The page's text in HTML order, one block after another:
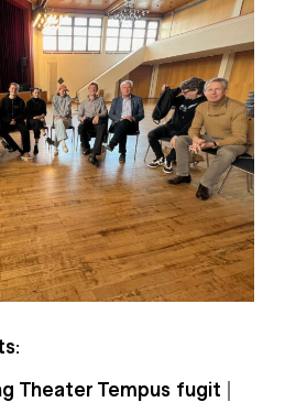
Theater Tempus fugit |